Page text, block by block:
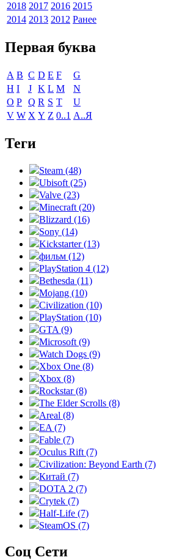
2018 2017 2016 2015
2014 2013 2012 Ранее
Первая буква
A B C D E F
G
H I J K L M
N
O P Q R S T
U
V W X Y Z 0..1 А..Я
Теги
Steam (48)
Ubisoft (25)
Valve (23)
Minecraft (20)
Blizzard (16)
Sony (14)
Kickstarter (13)
фильм (12)
PlayStation 4 (12)
Bethesda (11)
Mojang (10)
Civilization (10)
PlayStation (10)
GTA (9)
Microsoft (9)
Watch Dogs (9)
Xbox One (8)
Xbox (8)
Rockstar (8)
The Elder Scrolls (8)
Areal (8)
EA (7)
Fable (7)
Oculus Rift (7)
Civilization: Beyond Earth (7)
Китай (7)
DOTA 2 (7)
Crytek (7)
Half-Life (7)
SteamOS (7)
Соц Сети